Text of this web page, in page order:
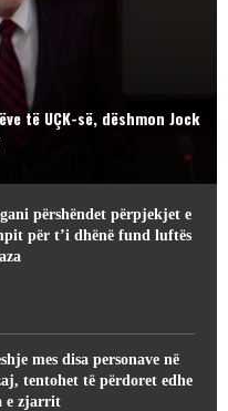
të UÇK-së, dëshmon Jock
përshëndet përpjekjet e
për t’i dhënë fund luftës
mes disa personave në
tentohet të përdoret edhe
e zjarrit